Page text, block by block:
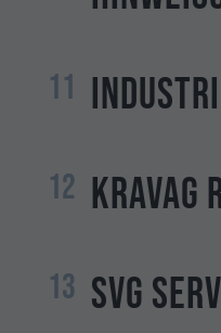
11
12 KRAVAG
13 SVG